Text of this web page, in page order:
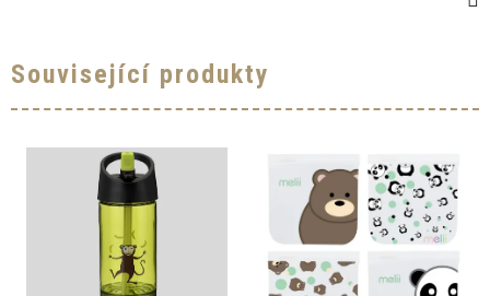
Související produkty